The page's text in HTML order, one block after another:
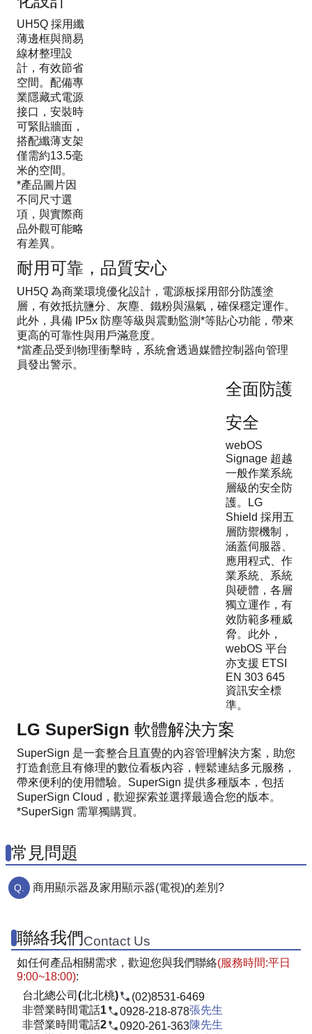
UH5Q 採用纖
薄邊框與簡易
線材整理設
計，有效節省
空間。配備專
業隱藏式電源
接口，安裝時
可緊貼牆面，
搭配纖薄支架
僅需約13.5毫
米的空間。
*產品圖片因
不同尺寸選
項，與實際商
品外觀可能略
有差異。
耐用可靠，品質安心
UH5Q 為商業環境優化設計，電源板採用部分防護塗
層，有效抵抗鹽分、灰塵、鐵粉與濕氣，確保穩定運作。
此外，具備 IP5x 防塵等級與震動監測*等貼心功能，帶來
更高的可靠性與用戶滿意度。
*當產品受到物理衝擊時，系統會透過媒體控制器向管理
員發出警示。
全面防護
安全
webOS
Signage 超越
一般作業系統
層級的安全防
護。LG
Shield 採用五
層防禦機制，
涵蓋伺服器、
應用程式、作
業系統、系統
與硬體，各層
獨立運作，有
效防範多種威
脅。此外，
webOS 平台
亦支援 ETSI
EN 303 645
資訊安全標
準。
LG SuperSign 軟體解決方案
SuperSign 是一套整合且直覺的內容管理解決方案，助您
打造創意且有條理的數位看板內容，輕鬆連結多元服務，
帶來便利的使用體驗。SuperSign 提供多種版本，包括
SuperSign Cloud，歡迎探索並選擇最適合您的版本。
*SuperSign 需單獨購買。
常見問題
商用顯示器及家用顯示器(電視)的差別?
聯絡我們Contact Us
如任何產品相關需求，歡迎您與我們聯絡(服務時間:平日
9:00~18:00):
台北總公司(北北桃)
(02)8531-6469
非營業時間電話1
0928-218-878張先生
非營業時間電話2
0920-261-363陳先生